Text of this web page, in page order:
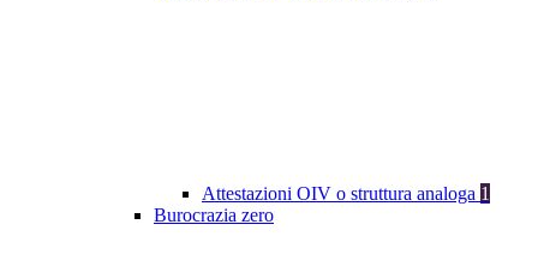
Attestazioni OIV o struttura analoga 1
Burocrazia zero